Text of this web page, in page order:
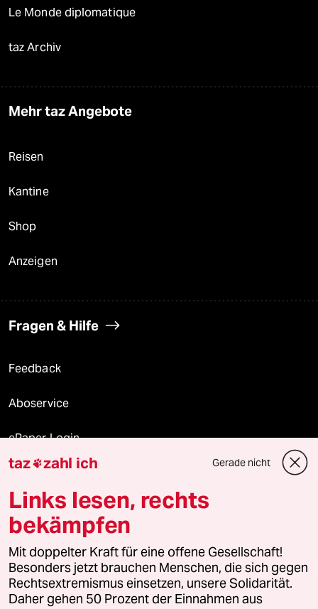
Le Monde diplomatique
taz Archiv
Mehr taz Angebote
Reisen
Kantine
Shop
Anzeigen
Fragen & Hilfe
Feedback
Aboservice
ePaper Login
Downloads für Abonnierende
© 2026 taz Verlags und Vertriebs GmbH
Alle Rechte vorbehalten. Bei rechtlichen Fragen oder für Genehmigungen
wenden Sie sich bitte an lizenzen@taz.de
Feedback Redaktionsstatut Kommune-Richtlinien
taz zahl ich Gerade nicht
Links lesen, rechts
bekämpfen
Mit doppelter Kraft für eine offene Gesellschaft!
Besonders jetzt brauchen Menschen, die sich gegen
Rechtsextremismus einsetzen, unsere Solidarität.
Daher gehen 50 Prozent der Einnahmen aus